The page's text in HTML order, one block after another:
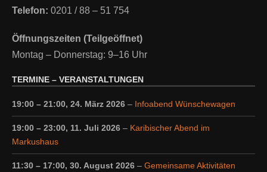
Telefon: 0201 / 88 – 51 754
Öffnungszeiten (Teilgeöffnet)
Montag – Donnerstag: 9–16 Uhr
TERMINE – VERANSTALTUNGEN
19:00 – 21:00, 24. März 2026 – Infoabend Wünschewagen
19:00 – 23:00, 11. Juli 2026 – Karibischer Abend im
Markushaus
11:30 – 17:00, 30. August 2026 – Gemeinsame Aktivitäten